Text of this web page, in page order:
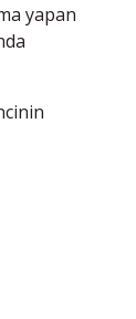
yapan